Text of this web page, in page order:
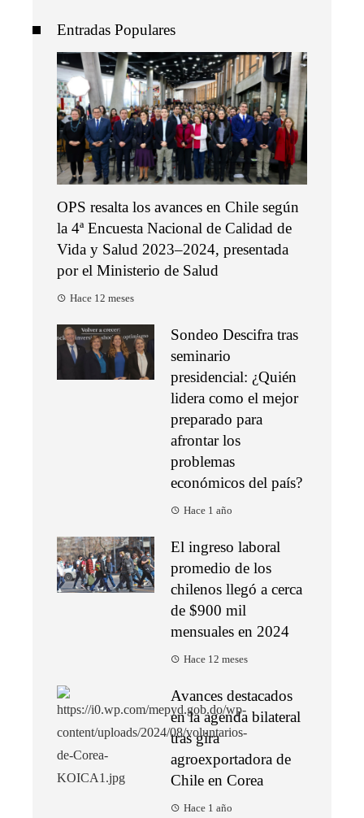
Entradas Populares
OPS resalta los avances en Chile según
la 4ª Encuesta Nacional de Calidad de
Vida y Salud 2023–2024, presentada
por el Ministerio de Salud
Hace 12 meses
Sondeo Descifra tras
seminario
presidencial: ¿Quién
lidera como el mejor
preparado para
afrontar los
problemas
económicos del país?
Hace 1 año
El ingreso laboral
promedio de los
chilenos llegó a cerca
de $900 mil
mensuales en 2024
Hace 12 meses
Avances destacados
en la agenda bilateral
tras gira
agroexportadora de
Chile en Corea
Hace 1 año